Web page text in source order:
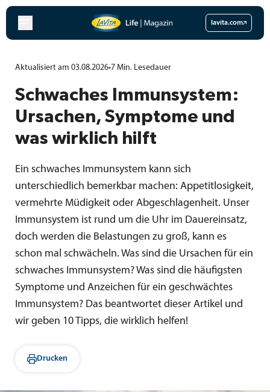
Zum
springen
lavita.com
Aktualisiert am 03.08.2026•7 Min. Lesedauer
Schwaches Immunsystem:
Ursachen, Symptome und
was wirklich hilft
Ein schwaches Immunsystem kann sich
unterschiedlich bemerkbar machen: Appetitlosigkeit,
vermehrte Müdigkeit oder Abgeschlagenheit. Unser
Immunsystem ist rund um die Uhr im Dauereinsatz,
doch werden die Belastungen zu groß, kann es
schon mal schwächeln. Was sind die Ursachen für ein
schwaches Immunsystem? Was sind die häufigsten
Symptome und Anzeichen für ein geschwächtes
Immunsystem? Das beantwortet dieser Artikel und
wir geben 10 Tipps, die wirklich helfen!
Drucken